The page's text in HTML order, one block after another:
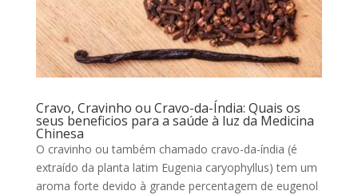
Cravo, Cravinho ou Cravo-da-Índia: Quais os
seus beneficios para a saúde à luz da Medicina
Chinesa
O cravinho ou também chamado cravo-da-índia (é
extraído da planta latim Eugenia caryophyllus) tem um
aroma forte devido à grande percentagem de eugenol